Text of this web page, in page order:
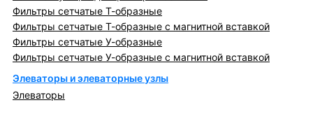
Фильтры сетчатые Т-образные
Фильтры сетчатые Т-образные с магнитной вставкой
Фильтры сетчатые У-образные
Фильтры сетчатые У-образные с магнитной вставкой
Элеваторы и элеваторные узлы
Элеваторы